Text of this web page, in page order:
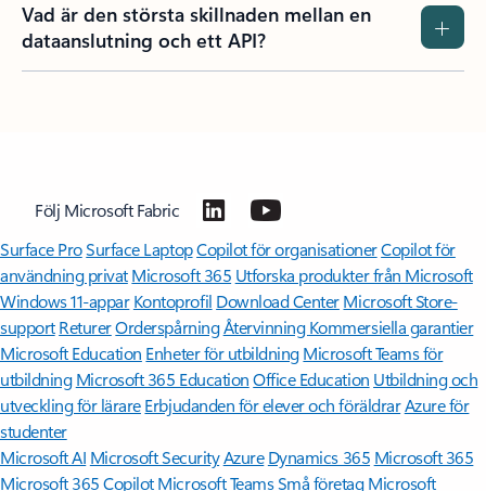
Vad är den största skillnaden mellan en
dataanslutning och ett API?
Följ Microsoft Fabric
Surface ProSurface LaptopCopilot för organisationerCopilot för
användning privatMicrosoft 365 Utforska produkter från Microsoft
Windows 11-appar Kontoprofil Download CenterMicrosoft Store-
support ReturerOrderspårningÅtervinningKommersiella garantier
Microsoft Education Enheter för utbildningMicrosoft Teams för
utbildning Microsoft 365 Education Office Education Utbildning och
utveckling för lärareErbjudanden för elever och föräldrarAzure för
studenter
Microsoft AI Microsoft SecurityAzure Dynamics 365 Microsoft 365
Microsoft 365 CopilotMicrosoft TeamsSmå företag Microsoft